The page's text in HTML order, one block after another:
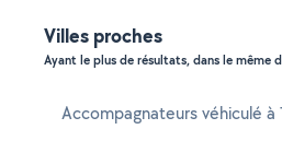
Villes proches
Ayant le plus de résultats, dans le même
Accompagnateurs véhiculé à